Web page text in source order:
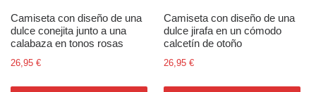
Camiseta con diseño de una
dulce conejita junto a una
calabaza en tonos rosas
26,95 €
Camiseta con diseño de una
dulce jirafa en un cómodo
calcetín de otoño
26,95€